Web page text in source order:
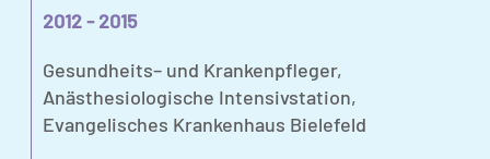
2012 - 2015
Gesundheits– und Krankenpfleger,
Anästhesiologische Intensivstation,
Evangelisches Krankenhaus Bielefeld